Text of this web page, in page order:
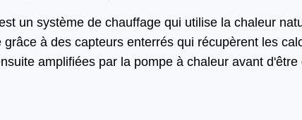
un système de chauffage qui utilise la chaleur
grâce à des capteurs enterrés qui récupèrent les
amplifiées par la pompe à chaleur avant